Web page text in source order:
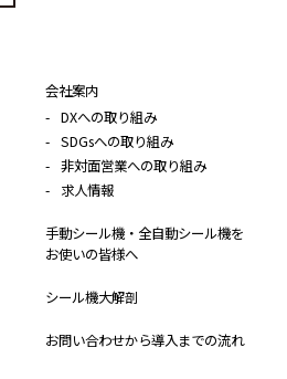
会社案内
DXへの取り組み
SDGsへの取り組み
非対面営業への取り組み
求人情報
手動シール機・全自動シール機を
お使いの皆様へ
シール機大解剖
お問い合わせから導入までの流れ